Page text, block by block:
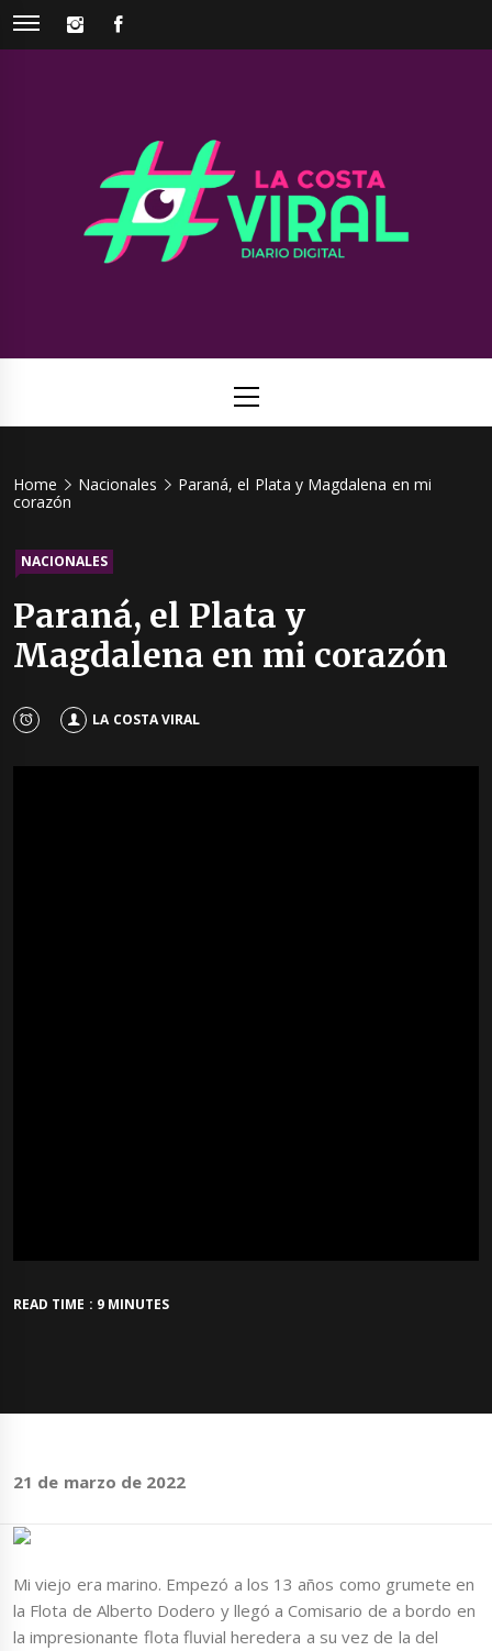
Skip
INSTAGRAM
Viral
Menu
Home Nacionales
Paraná, el Plata y Magdalena en mi
corazón
NACIONALES
Paraná, el Plata y
Magdalena en mi corazón
LA COSTA VIRAL
READ TIME : 9 MINUTES
21 de marzo de 2022
Mi viejo era marino. Empezó a los 13 años como grumete en
la Flota de Alberto Dodero y llegó a Comisario de a bordo en
la impresionante flota fluvial heredera a su vez de la del